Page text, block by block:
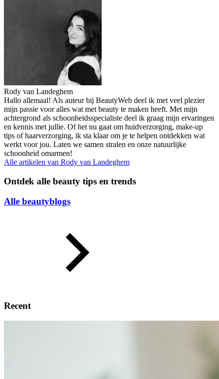
Rody van Landeghem
Hallo allemaal! Als auteur bij BeautyWeb deel ik met veel plezier
mijn passie voor alles wat met beauty te maken heeft. Met mijn
achtergrond als schoonheidsspecialiste deel ik graag mijn ervaringen
en kennis met jullie. Of het nu gaat om huidverzorging, make-up
tips of haarverzorging, ik sta klaar om je te helpen ontdekken wat
werkt voor jou. Laten we samen stralen en onze natuurlijke
schoonheid omarmen!
Alle artikelen van Rody van Landeghem
Ontdek alle beauty tips en trends
Alle beautyblogs
Recent